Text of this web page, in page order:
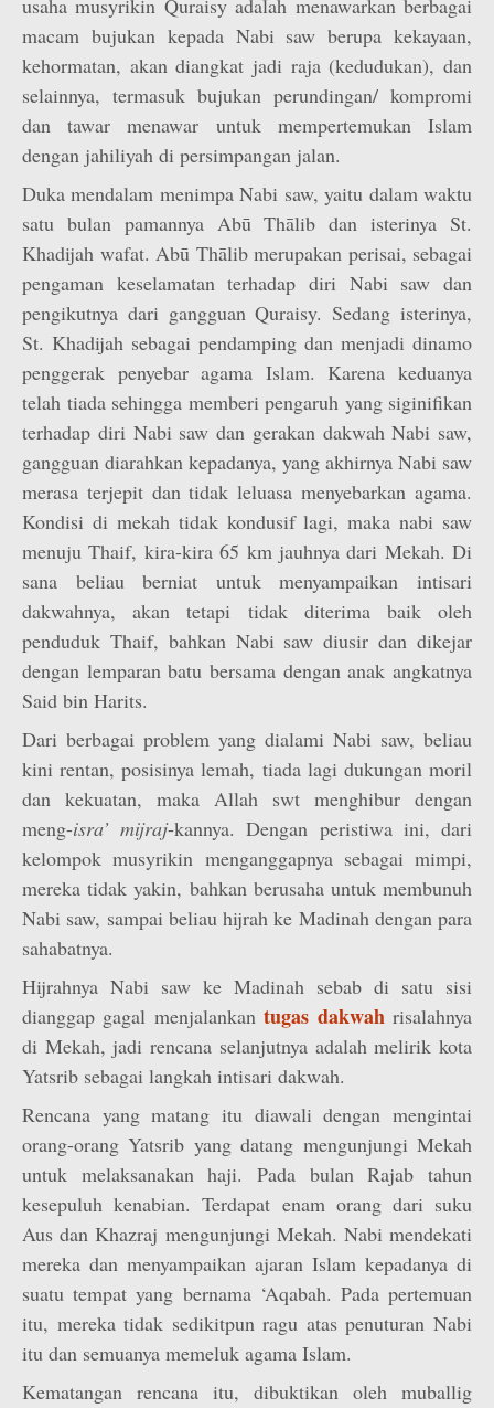
usaha musyrikin Quraisy adalah menawarkan berbagai
macam bujukan kepada Nabi saw berupa kekayaan,
kehormatan, akan diangkat jadi raja (kedudukan), dan
selainnya, termasuk bujukan perundingan/ kompromi
dan tawar menawar untuk mempertemukan Islam
dengan jahiliyah di persimpangan jalan.
Duka mendalam menimpa Nabi saw, yaitu dalam waktu
satu bulan pamannya Abū Thālib dan isterinya St.
Khadijah wafat. Abū Thālib merupakan perisai, sebagai
pengaman keselamatan terhadap diri Nabi saw dan
pengikutnya dari gangguan Quraisy. Sedang isterinya,
St. Khadijah sebagai pendamping dan menjadi dinamo
penggerak penyebar agama Islam. Karena keduanya
telah tiada sehingga memberi pengaruh yang siginifikan
terhadap diri Nabi saw dan gerakan dakwah Nabi saw,
gangguan diarahkan kepadanya, yang akhirnya Nabi saw
merasa terjepit dan tidak leluasa menyebarkan agama.
Kondisi di mekah tidak kondusif lagi, maka nabi saw
menuju Thaif, kira-kira 65 km jauhnya dari Mekah. Di
sana beliau berniat untuk menyampaikan intisari
dakwahnya, akan tetapi tidak diterima baik oleh
penduduk Thaif, bahkan Nabi saw diusir dan dikejar
dengan lemparan batu bersama dengan anak angkatnya
Said bin Harits.
Dari berbagai problem yang dialami Nabi saw, beliau
kini rentan, posisinya lemah, tiada lagi dukungan moril
dan kekuatan, maka Allah swt menghibur dengan
meng-isra’ mijraj-kannya. Dengan peristiwa ini, dari
kelompok musyrikin menganggapnya sebagai mimpi,
mereka tidak yakin, bahkan berusaha untuk membunuh
Nabi saw, sampai beliau hijrah ke Madinah dengan para
sahabatnya.
Hijrahnya Nabi saw ke Madinah sebab di satu sisi
dianggap gagal menjalankantugas dakwahrisalahnya
di Mekah, jadi rencana selanjutnya adalah melirik kota
Yatsrib sebagai langkah intisari dakwah.
Rencana yang matang itu diawali dengan mengintai
orang-orang Yatsrib yang datang mengunjungi Mekah
untuk melaksanakan haji. Pada bulan Rajab tahun
kesepuluh kenabian. Terdapat enam orang dari suku
Aus dan Khazraj mengunjungi Mekah. Nabi mendekati
mereka dan menyampaikan ajaran Islam kepadanya di
suatu tempat yang bernama ‘Aqabah. Pada pertemuan
itu, mereka tidak sedikitpun ragu atas penuturan Nabi
itu dan semuanya memeluk agama Islam.
Kematangan rencana itu, dibuktikan oleh muballig